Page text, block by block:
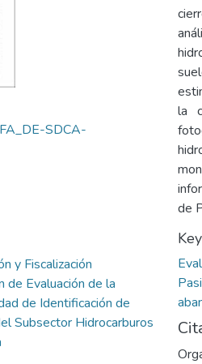
SDCA-
y Fiscalización
de Evaluación de la
de Identificación de
Subsector Hidrocarburos
la
de